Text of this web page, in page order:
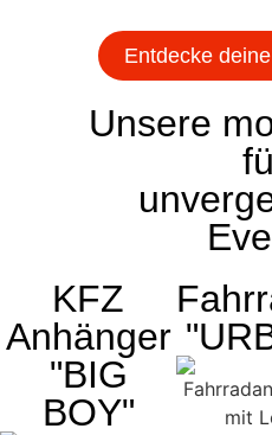
Entdecke
Unsere
KFZ
Anhänger
"BIG
BOY"